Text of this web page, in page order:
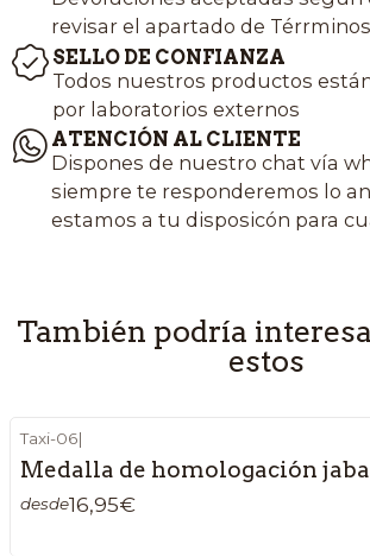
revisar el apartado de
SELLO DE CONFIANZA
Todos nuestros productos
por laboratorios externos
ATENCIÓN AL CLIENTE
Dispones de nuestro chat vía
siempre te responderemos lo
estamos a tu disposicón para
También podría
estos
Taxi-06|
Medalla de homologación
desde16,95€